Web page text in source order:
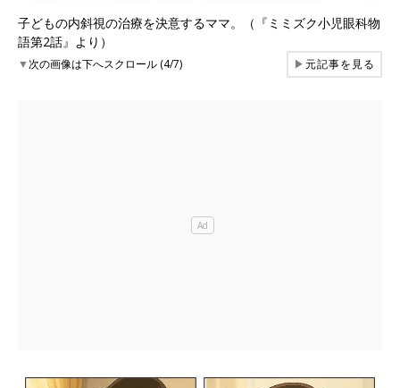
子どもの内斜視の治療を決意するママ。（『ミミズク小児眼科物
語第2話』より）
▼次の画像は下へスクロール (4/7) ▶元記事を見る